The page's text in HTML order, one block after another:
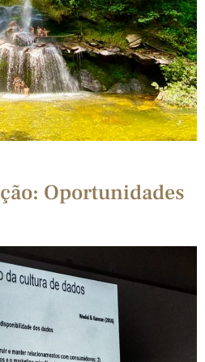
Oportunidades